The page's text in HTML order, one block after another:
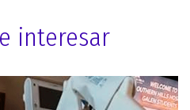
interesar